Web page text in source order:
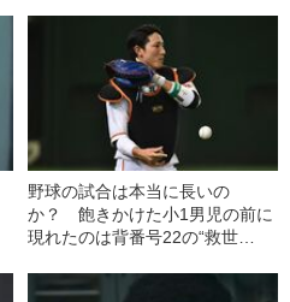
野球の試合は本当に長いの
か？ 飽きかけた小1男児の前に
現れたのは背番号22の“救世